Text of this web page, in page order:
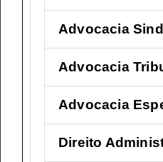
Advocacia
Advocacia
Advocacia
Direito